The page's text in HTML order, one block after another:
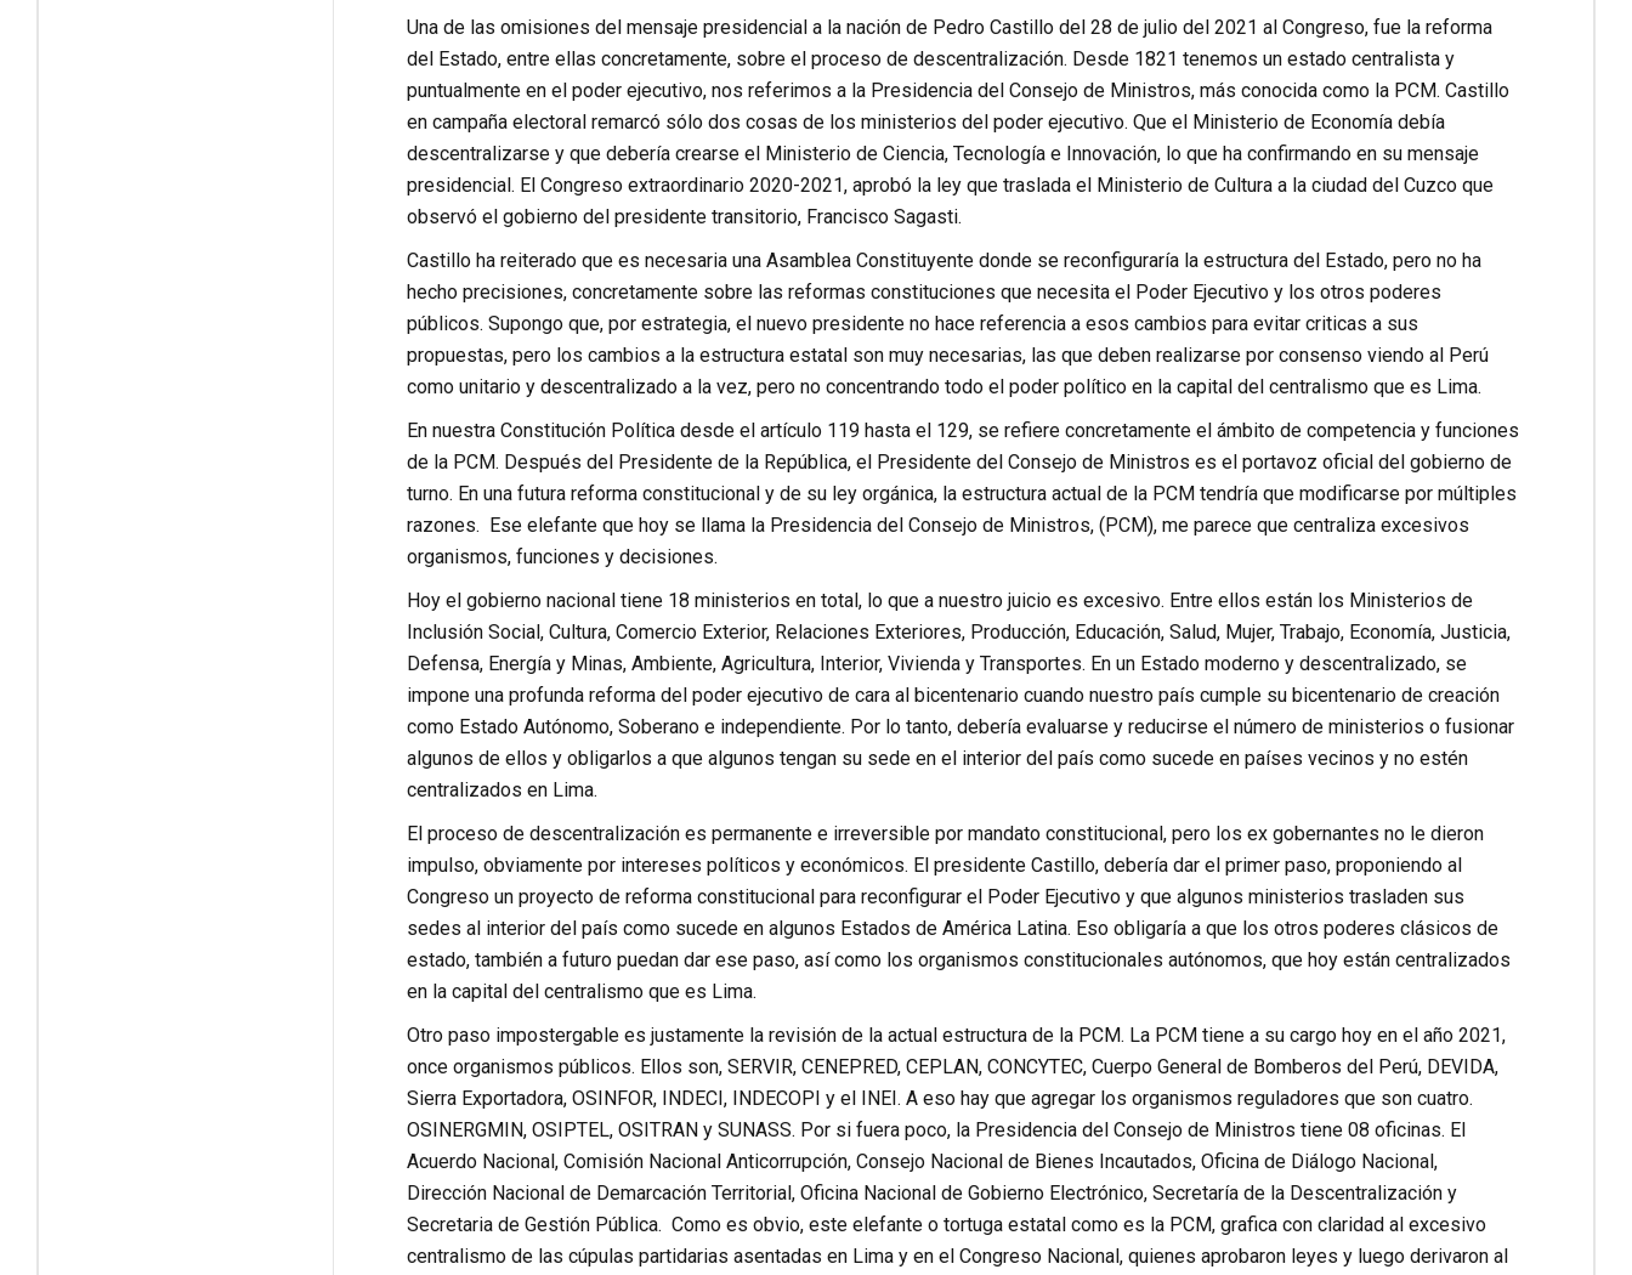
Una de las omisiones del mensaje presidencial a la nación de Pedro Castillo del 28 de julio del 2021 al Congreso, fue la reforma
del Estado, entre ellas concretamente, sobre el proceso de descentralización. Desde 1821 tenemos un estado centralista y
puntualmente en el poder ejecutivo, nos referimos a la Presidencia del Consejo de Ministros, más conocida como la PCM. Castillo
en campaña electoral remarcó sólo dos cosas de los ministerios del poder ejecutivo. Que el Ministerio de Economía debía
descentralizarse y que debería crearse el Ministerio de Ciencia, Tecnología e Innovación, lo que ha confirmando en su mensaje
presidencial. El Congreso extraordinario 2020-2021, aprobó la ley que traslada el Ministerio de Cultura a la ciudad del Cuzco que
observó el gobierno del presidente transitorio, Francisco Sagasti.
Castillo ha reiterado que es necesaria una Asamblea Constituyente donde se reconfiguraría la estructura del Estado, pero no ha
hecho precisiones, concretamente sobre las reformas constituciones que necesita el Poder Ejecutivo y los otros poderes
públicos. Supongo que, por estrategia, el nuevo presidente no hace referencia a esos cambios para evitar criticas a sus
propuestas, pero los cambios a la estructura estatal son muy necesarias, las que deben realizarse por consenso viendo al Perú
como unitario y descentralizado a la vez, pero no concentrando todo el poder político en la capital del centralismo que es Lima.
En nuestra Constitución Política desde el artículo 119 hasta el 129, se refiere concretamente el ámbito de competencia y funciones
de la PCM. Después del Presidente de la República, el Presidente del Consejo de Ministros es el portavoz oficial del gobierno de
turno. En una futura reforma constitucional y de su ley orgánica, la estructura actual de la PCM tendría que modificarse por múltiples
razones. Ese elefante que hoy se llama la Presidencia del Consejo de Ministros, (PCM), me parece que centraliza excesivos
organismos, funciones y decisiones.
Hoy el gobierno nacional tiene 18 ministerios en total, lo que a nuestro juicio es excesivo. Entre ellos están los Ministerios de
Inclusión Social, Cultura, Comercio Exterior, Relaciones Exteriores, Producción, Educación, Salud, Mujer, Trabajo, Economía, Justicia,
Defensa, Energía y Minas, Ambiente, Agricultura, Interior, Vivienda y Transportes. En un Estado moderno y descentralizado, se
impone una profunda reforma del poder ejecutivo de cara al bicentenario cuando nuestro país cumple su bicentenario de creación
como Estado Autónomo, Soberano e independiente. Por lo tanto, debería evaluarse y reducirse el número de ministerios o fusionar
algunos de ellos y obligarlos a que algunos tengan su sede en el interior del país como sucede en países vecinos y no estén
centralizados en Lima.
El proceso de descentralización es permanente e irreversible por mandato constitucional, pero los ex gobernantes no le dieron
impulso, obviamente por intereses políticos y económicos. El presidente Castillo, debería dar el primer paso, proponiendo al
Congreso un proyecto de reforma constitucional para reconfigurar el Poder Ejecutivo y que algunos ministerios trasladen sus
sedes al interior del país como sucede en algunos Estados de América Latina. Eso obligaría a que los otros poderes clásicos de
estado, también a futuro puedan dar ese paso, así como los organismos constitucionales autónomos, que hoy están centralizados
en la capital del centralismo que es Lima.
Otro paso impostergable es justamente la revisión de la actual estructura de la PCM. La PCM tiene a su cargo hoy en el año 2021,
once organismos públicos. Ellos son, SERVIR, CENEPRED, CEPLAN, CONCYTEC, Cuerpo General de Bomberos del Perú, DEVIDA,
Sierra Exportadora, OSINFOR, INDECI, INDECOPI y el INEI. A eso hay que agregar los organismos reguladores que son cuatro.
OSINERGMIN, OSIPTEL, OSITRAN y SUNASS. Por si fuera poco, la Presidencia del Consejo de Ministros tiene 08 oficinas. El
Acuerdo Nacional, Comisión Nacional Anticorrupción, Consejo Nacional de Bienes Incautados, Oficina de Diálogo Nacional,
Dirección Nacional de Demarcación Territorial, Oficina Nacional de Gobierno Electrónico, Secretaría de la Descentralización y
Secretaria de Gestión Pública. Como es obvio, este elefante o tortuga estatal como es la PCM, grafica con claridad al excesivo
centralismo de las cúpulas partidarias asentadas en Lima y en el Congreso Nacional, quienes aprobaron leyes y luego derivaron al